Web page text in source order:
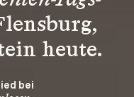
heute.
bei